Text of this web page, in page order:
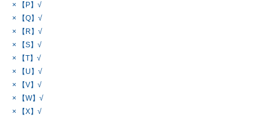
× 【P】√
× 【Q】√
× 【R】√
× 【S】√
× 【T】√
× 【U】√
× 【V】√
× 【W】√
× 【X】√